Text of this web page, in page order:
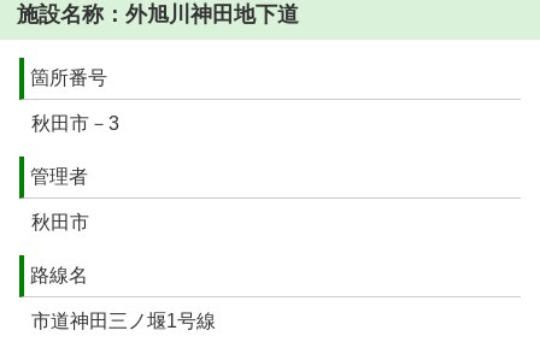
施設名称：外旭川神田地下道
箇所番号
秋田市－3
管理者
秋田市
路線名
市道神田三ノ堰1号線